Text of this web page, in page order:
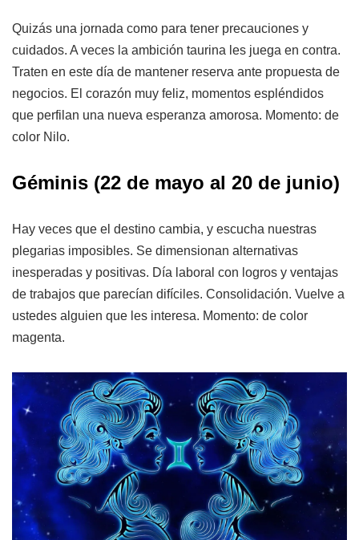
Quizás una jornada como para tener precauciones y
cuidados. A veces la ambición taurina les juega en contra.
Traten en este día de mantener reserva ante propuesta de
negocios. El corazón muy feliz, momentos espléndidos
que perfilan una nueva esperanza amorosa. Momento: de
color Nilo.
Géminis (22 de mayo al 20 de junio)
Hay veces que el destino cambia, y escucha nuestras
plegarias imposibles. Se dimensionan alternativas
inesperadas y positivas. Día laboral con logros y ventajas
de trabajos que parecían difíciles. Consolidación. Vuelve a
ustedes alguien que les interesa. Momento: de color
magenta.